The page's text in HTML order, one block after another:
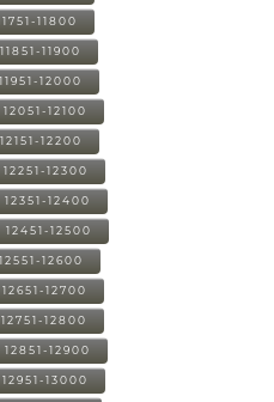
11800
11900
12000
12100
12200
12300
12400
12451-12500
12600
12700
12800
12900
13000